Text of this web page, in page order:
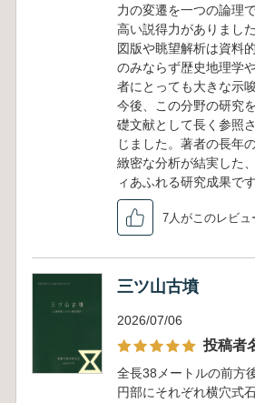
力の変遷を一つの論理
高い説得力がありまし
図版や眺望解析は資料
のみならず歴史地理学
者にとっても大きな示
今後、この分野の研究
礎文献として長く参照
じました。著者の長年
緻密な分析が結実した
ィあふれる研究成果です
7人がこのレビ
三ツ山古墳
2026/07/06
投稿者
全長38メートルの前方
円部にそれぞれ横穴式